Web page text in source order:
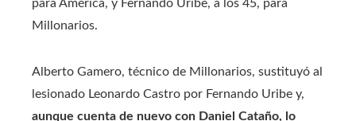
para América, y Fernando Uribe, a los 45, para
Millonarios.
Alberto Gamero, técnico de Millonarios, sustituyó al
lesionado Leonardo Castro por Fernando Uribe y,
aunque cuenta de nuevo con Daniel Cataño, lo